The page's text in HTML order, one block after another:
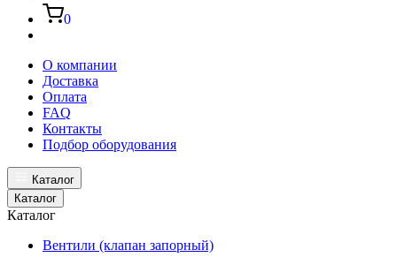
0
О компании
Доставка
Оплата
FAQ
Контакты
Подбор оборудования
Каталог
Каталог
Каталог
Вентили (клапан запорный)